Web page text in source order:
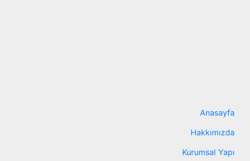
Anasayfa
Hakkımızda
Kurumsal Yapı